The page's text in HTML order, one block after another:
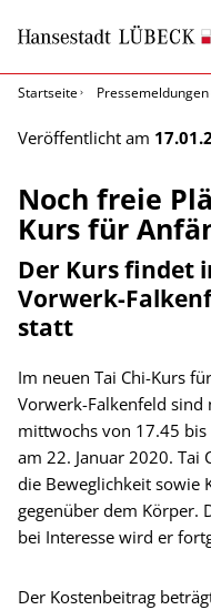
Startseite
Pressemeldungen
Veröffentlicht am
Noch freie
Kurs für
Der Kurs findet
Vorwerk-
statt
Im neuen Tai Chi-Kurs
Vorwerk-Falkenfeld sind
mittwochs von 17.45 bis
am 22. Januar 2020.
die Beweglichkeit sowie
gegenüber dem Körper.
bei Interesse wird er
Der Kostenbeitrag